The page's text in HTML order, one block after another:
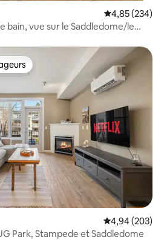
Note
4,85 (234)
bain, vue sur le Saddledome/le
parmi les plus aimés
Note
4,94 (203)
Park, Stampede et Saddledome